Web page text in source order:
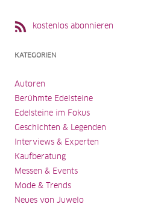
kostenlos abonnieren
KATEGORIEN
Autoren
Berühmte Edelsteine
Edelsteine im Fokus
Geschichten & Legenden
Interviews & Experten
Kaufberatung
Messen & Events
Mode & Trends
Neues von Juwelo